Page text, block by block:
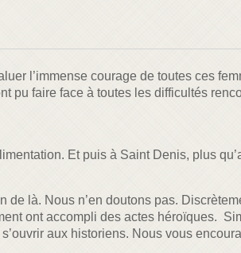
l’immense courage de toutes ces
pu faire face à toutes les difficultés
Et puis à Saint Denis, plus
de là. Nous n’en doutons pas.
ont accompli des actes héroïques.
aux historiens. Nous vous